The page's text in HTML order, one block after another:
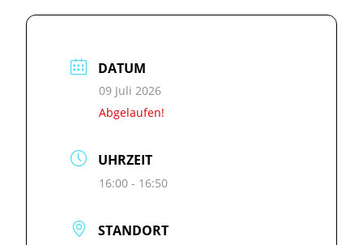
DATUM
09 Juli 2026
Abgelaufen!
UHRZEIT
16:00 - 16:50
STANDORT